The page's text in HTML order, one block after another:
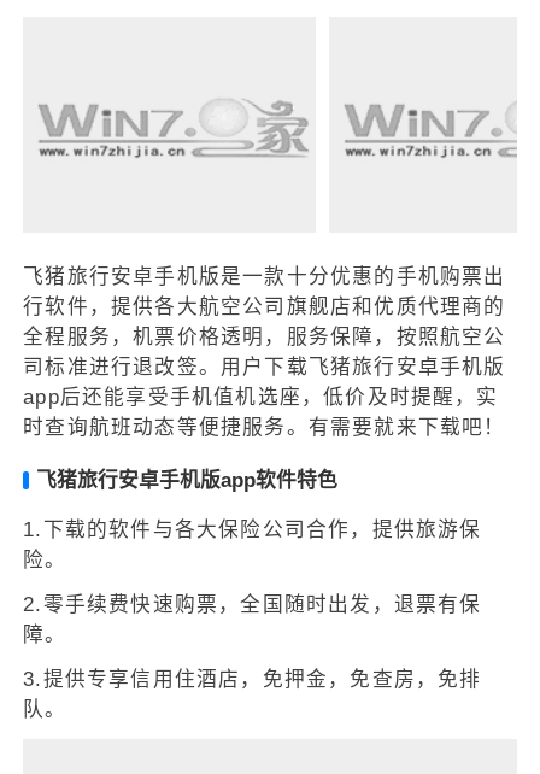
飞猪旅行安卓手机版是一款十分优惠的手机购票出
行软件，提供各大航空公司旗舰店和优质代理商的
全程服务，机票价格透明，服务保障，按照航空公
司标准进行退改签。用户下载飞猪旅行安卓手机版
app后还能享受手机值机选座，低价及时提醒，实
时查询航班动态等便捷服务。有需要就来下载吧！
飞猪旅行安卓手机版app软件特色
1.下载的软件与各大保险公司合作，提供旅游保
险。
2.零手续费快速购票，全国随时出发，退票有保
障。
3.提供专享信用住酒店，免押金，免查房，免排
队。